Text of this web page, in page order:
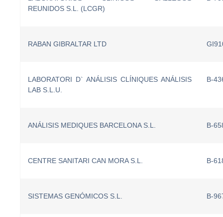
REUNIDOS S.L. (LCGR)
RABAN GIBRALTAR LTD
LABORATORI D` ANÁLISIS CLÍNIQUES ANÁLISIS
LAB S.L.U.
B-
ANÁLISIS MEDIQUES BARCELONA S.L. B-
CENTRE SANITARI CAN MORA S.L. B-
SISTEMAS GENÓMICOS S.L. B-